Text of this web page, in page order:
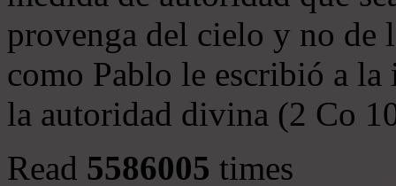
provenga del cielo y no de
como Pablo le escribió a
la autoridad divina (2 Co
Read 5586005 times